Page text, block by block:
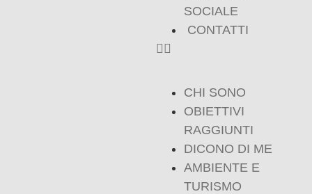
SOCIALE
CONTATTI
CHI SONO
OBIETTIVI
RAGGIUNTI
DICONO DI ME
AMBIENTE E
TURISMO